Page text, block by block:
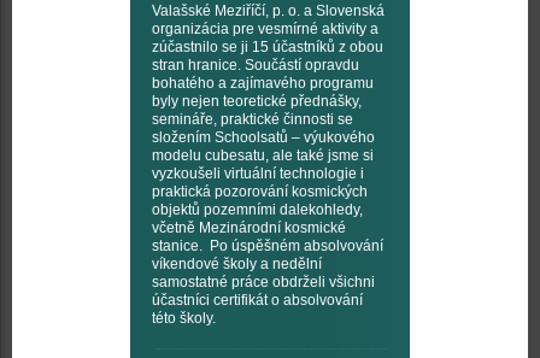
Valašské Meziříčí, p. o. a Slovenská
organizácia pre vesmírné aktivity a
zúčastnilo se ji 15 účastníků z obou
stran hranice. Součástí opravdu
bohatého a zajímavého programu
byly nejen teoretické přednášky,
semináře, praktické činnosti se
složením Schoolsatů – výukového
modelu cubesatu, ale také jsme si
vyzkoušeli virtuální technologie i
praktická pozorování kosmických
objektů pozemními dalekohledy,
včetně Mezinárodní kosmické
stanice. Po úspěšném absolvování
víkendové školy a nedělní
samostatné práce obdrželi všichni
účastníci certifikát o absolvování
této školy.